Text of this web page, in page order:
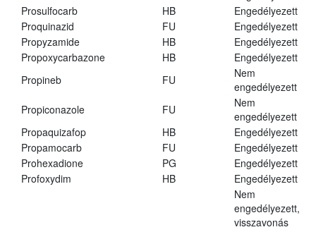
Prosulfocarb
HB
Engedélyezett
Proquinazid
FU
Engedélyezett
Propyzamide
HB
Engedélyezett
Propoxycarbazone
HB
Engedélyezett
Propineb
FU
Nem
engedélyezett
Propiconazole
FU
Nem
engedélyezett
Propaquizafop
HB
Engedélyezett
Propamocarb
FU
Engedélyezett
Prohexadione
PG
Engedélyezett
Profoxydim
HB
Engedélyezett
Nem
engedélyezett,
visszavonás